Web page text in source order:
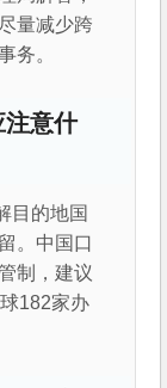
量减少跨
务。
注意什
目的地国
。中国口
制，建议
182家办